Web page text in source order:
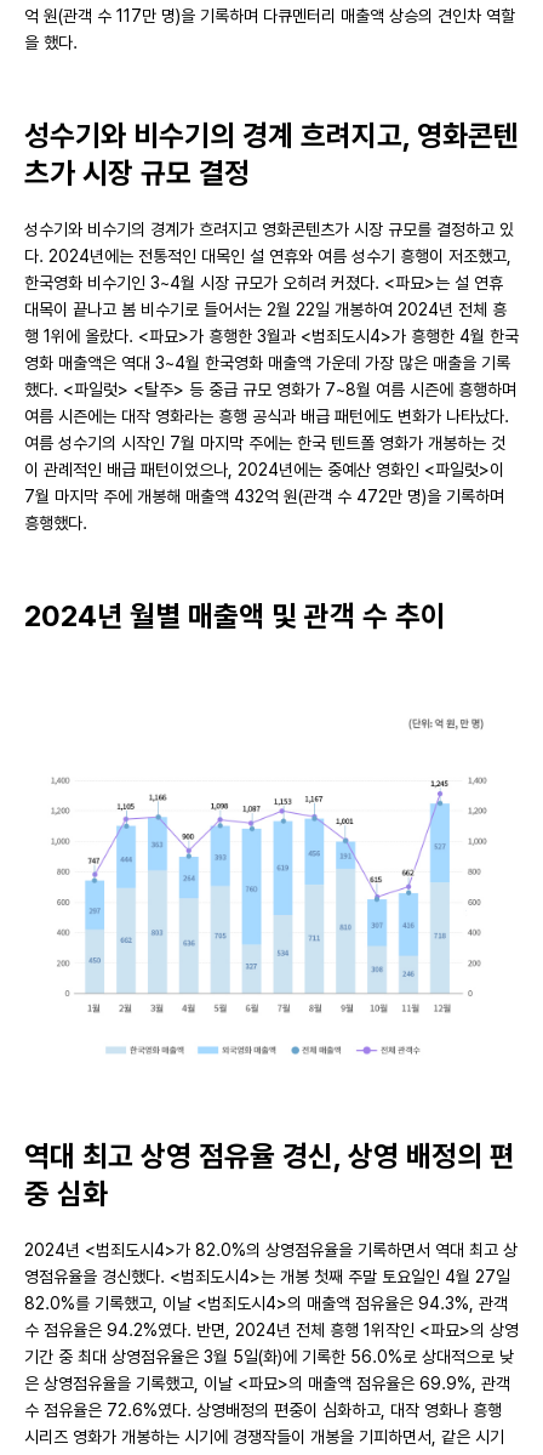
억 원(관객 수 117만 명)을 기록하며 다큐멘터리 매출액 상승의 견인차 역할
을 했다.
성수기와 비수기의 경계 흐려지고, 영화콘텐
츠가 시장 규모 결정
성수기와 비수기의 경계가 흐려지고 영화콘텐츠가 시장 규모를 결정하고 있
다. 2024년에는 전통적인 대목인 설 연휴와 여름 성수기 흥행이 저조했고,
한국영화 비수기인 3~4월 시장 규모가 오히려 커졌다. <파묘>는 설 연휴
대목이 끝나고 봄 비수기로 들어서는 2월 22일 개봉하여 2024년 전체 흥
행 1위에 올랐다. <파묘>가 흥행한 3월과 <범죄도시4>가 흥행한 4월 한국
영화 매출액은 역대 3~4월 한국영화 매출액 가운데 가장 많은 매출을 기록
했다. <파일럿> <탈주> 등 중급 규모 영화가 7~8월 여름 시즌에 흥행하며
여름 시즌에는 대작 영화라는 흥행 공식과 배급 패턴에도 변화가 나타났다.
여름 성수기의 시작인 7월 마지막 주에는 한국 텐트폴 영화가 개봉하는 것
이 관례적인 배급 패턴이었으나, 2024년에는 중예산 영화인 <파일럿>이
7월 마지막 주에 개봉해 매출액 432억 원(관객 수 472만 명)을 기록하며
흥행했다.
2024년 월별 매출액 및 관객 수 추이
역대 최고 상영 점유율 경신, 상영 배정의 편
중 심화
2024년 <범죄도시4>가 82.0%의 상영점유율을 기록하면서 역대 최고 상
영점유율을 경신했다. <범죄도시4>는 개봉 첫째 주말 토요일인 4월 27일
82.0%를 기록했고, 이날 <범죄도시4>의 매출액 점유율은 94.3%, 관객
수 점유율은 94.2%였다. 반면, 2024년 전체 흥행 1위작인 <파묘>의 상영
기간 중 최대 상영점유율은 3월 5일(화)에 기록한 56.0%로 상대적으로 낮
은 상영점유율을 기록했고, 이날 <파묘>의 매출액 점유율은 69.9%, 관객
수 점유율은 72.6%였다. 상영배정의 편중이 심화하고, 대작 영화나 흥행
시리즈 영화가 개봉하는 시기에 경쟁작들이 개봉을 기피하면서, 같은 시기